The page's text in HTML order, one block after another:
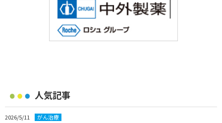
人気記事
2026/5/11 がん治療